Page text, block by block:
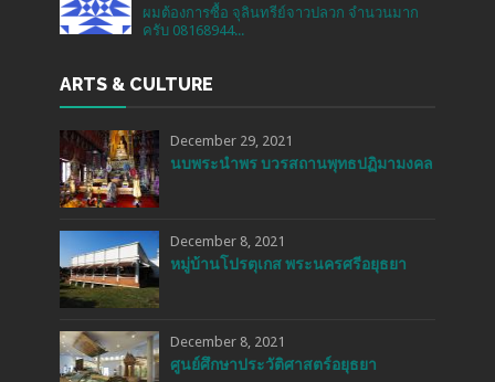
ผมต้องการซื้อ จุลินทรีย์จาวปลวก จำนวนมาก
ครับ 08168944...
ARTS & CULTURE
December 29, 2021
นบพระนำพร บวรสถานพุทธปฏิมามงคล
December 8, 2021
หมู่บ้านโปรตุเกส พระนครศรีอยุธยา
December 8, 2021
ศูนย์ศึกษาประวัติศาสตร์อยุธยา